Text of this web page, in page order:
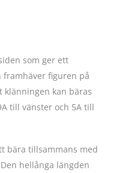
som ger ett
framhäver figuren på
kan bäras
till vänster och 5A till
bära tillsammans med
hellånga längden